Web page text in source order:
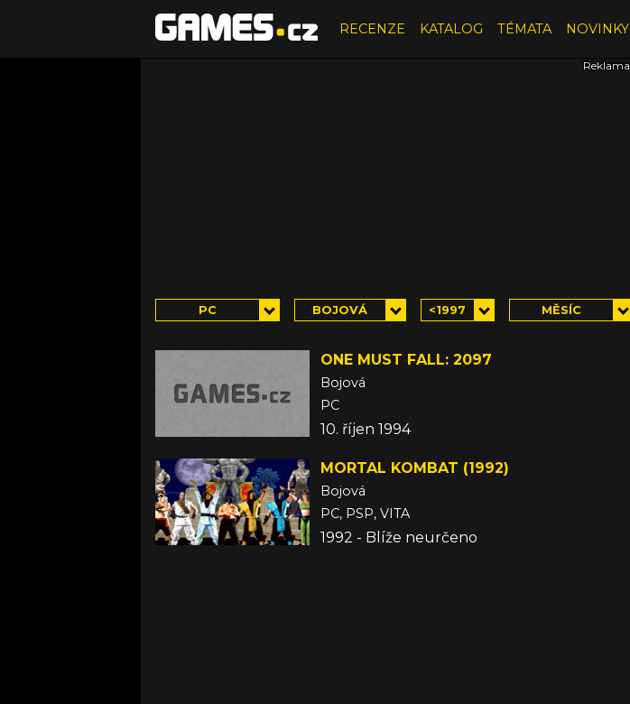
RECENZE KATALOG TÉMATA NOVINKY
PC BOJOVÁ <1997 MĚSÍC
ONE MUST FALL: 2097
Bojová
PC
10. říjen 1994
MORTAL KOMBAT (1992)
Bojová
PC, PSP, VITA
1992 - Blíže neurčeno